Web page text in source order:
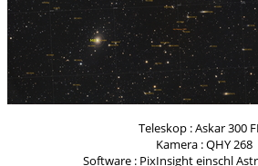
Teleskop : Askar 300
Kamera : QHY 268
Software : PixInsight einschl